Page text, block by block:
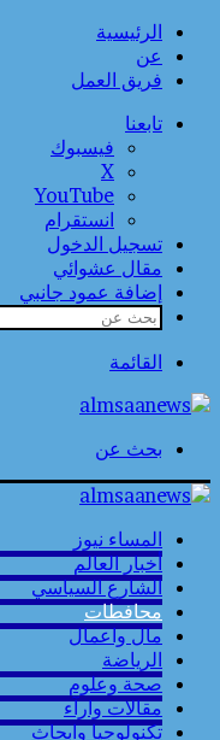
الرئيسية
عن
فريق العمل
تابعنا
فيسبوك
‫X
‫YouTube
انستقرام
تسجيل الدخول
مقال عشوائي
إضافة عمود جانبي
القائمة
بحث عن
المساء نيوز
أخبار العالم
الشارع السياسي
محافطات
مال واعمال
الرياضة
صحة وعلوم
مقالات وارآء
تكنولوجيا وابحاث